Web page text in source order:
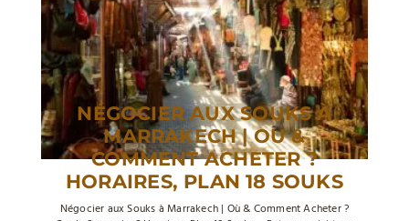
NÉGOCIER AUX SOUKS À
MARRAKECH | OU &
COMMENT ACHETER ?
HORAIRES, PLAN 18 SOUKS
Négocier aux Souks à Marrakech | Où & Comment Acheter ?